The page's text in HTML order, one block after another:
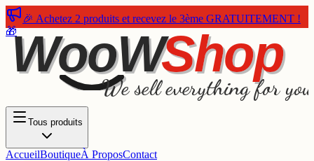
🎉 Achetez 2 produits et recevez le 3ème GRATUITEMENT !
🎁WooWShop
We sell everything for you
Tous produits
AccueilBoutiqueÀ ProposContact